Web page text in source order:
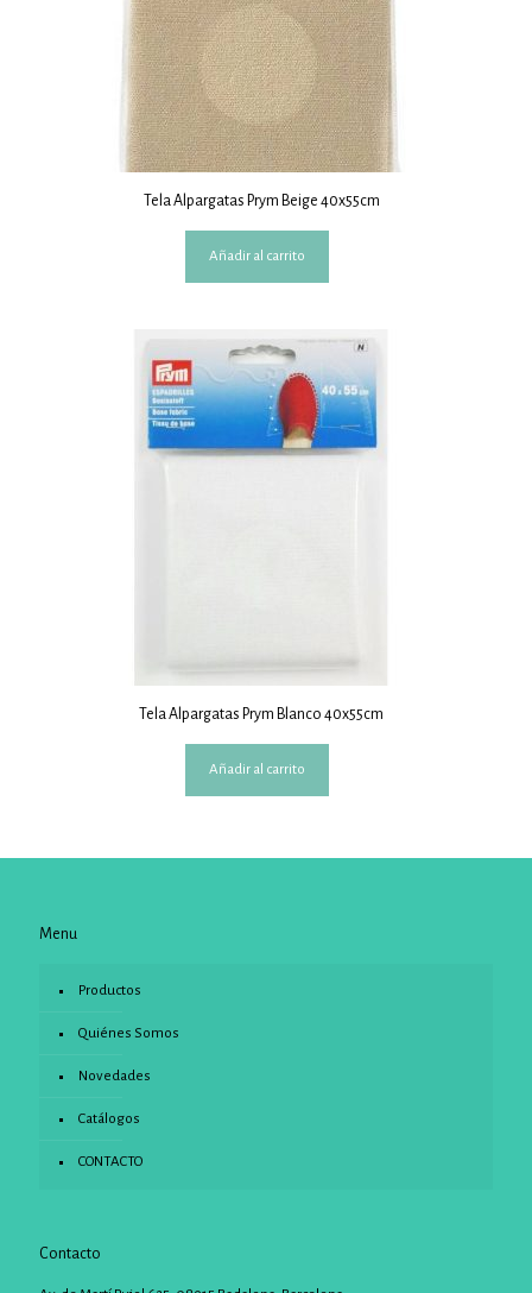
Tela Alpargatas Prym Beige 40x55cm
Añadir al carrito
Tela Alpargatas Prym Blanco 40x55cm
Añadir al carrito
Menu
Productos
Quiénes Somos
Novedades
Catálogos
CONTACTO
Contacto